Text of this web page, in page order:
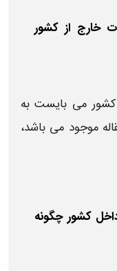
خارج از کشور
کشور می بایست به
موجود می باشد،
کشور چگونه